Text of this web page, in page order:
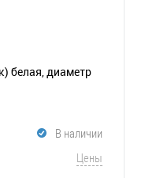
белая, диаметр
В наличии
Цены